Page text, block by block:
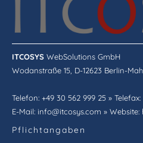
ITCOSYS WebSolutions GmbH
Wodanstraße 15, D-12623 Berlin-
Telefon: +49 30 562 999 25 »
E-Mail: info@itcosys.com »
Pflichtangaben